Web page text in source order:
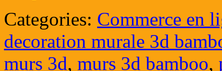
Categories: Commerce en
decoration murale 3d
murs 3d, murs 3d bamboo,